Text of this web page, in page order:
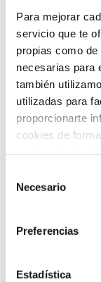
Para mejorar
servicio que te
propias como
necesarias para
también
utilizadas para
proporcionarte
cookies de
política de
Necesario
Preferencias
Estadística
Psicología(2)
Radiología(1)
Salud (7)
Taller(3)
Trastornos del
Urgencias(2)